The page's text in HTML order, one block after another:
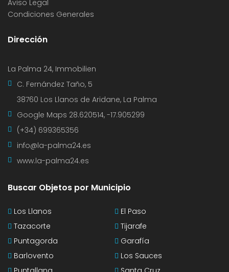
Aviso Legal
Condiciones Generales
Dirección
La Palma 24, Immobilien
C. Fernández Taño, 5
38760 Los Llanos de Aridane, La Palma
Google Maps 28.620514, -17.905299
(+34) 699365356
info@la-palma24.es
www.la-palma24.es
Buscar Objetos por Municipio
Los Llanos
El Paso
Tazacorte
Tijarafe
Puntagorda
Garafía
Barlovento
Los Sauces